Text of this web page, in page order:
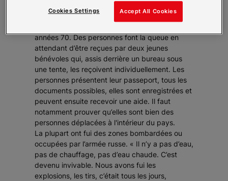
sommes devant le principal local de la Croix-
années 70. Des personnes font la queue en
attendant d’être reçues par deux jeunes
bénévoles qui, assis derrière un bureau sous
une tente, les reçoivent individuellement. Les
personnes présentent leur passeport, tous les
documents possibles, elles sont enregistrées et
peuvent ensuite recevoir une aide. Il faut
notamment prouver qu’elles sont bien des
personnes déplacées à l'intérieur du pays.
La plupart ont fui des zones bombardées ou
occupées par l’armée russe. « Il n’y a pas d’eau,
pas de chauffage, pas d’eau chaude. C’est
devenu invivable. Nous avons fui les
explosions, les tirs, c’était tous les jours,
Accept All Cookies
Cookies Settings